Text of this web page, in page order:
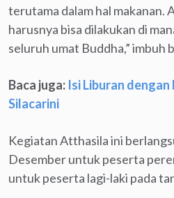
terutama dalam hal makanan.
harusnya bisa dilakukan di
seluruh umat Buddha,” imbuh
Baca juga: Isi Liburan
Silacarini
Kegiatan Atthasila ini
Desember untuk peserta
untuk peserta lagi-laki pada